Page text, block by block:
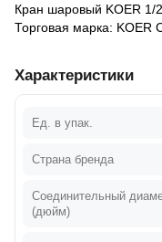
Кран шаровый KOER 1/
Торговая марка: KOER
Характеристики
Ед. в упак.
Страна бренда
Соединительный
(дюйм)